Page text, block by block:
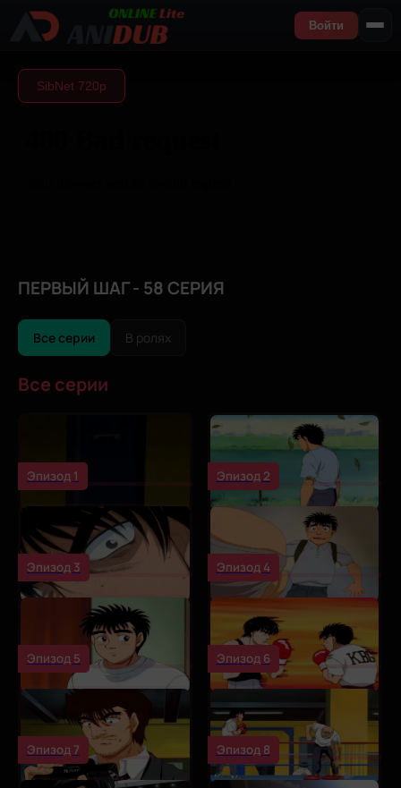
Войти
SibNet 720р
ПЕРВЫЙ ШАГ - 58 СЕРИЯ
Все серии В ролях
Все серии
Эпизод 1 Эпизод 2
Эпизод 3 Эпизод 4
Эпизод 5 Эпизод 6
Эпизод 7 Эпизод 8